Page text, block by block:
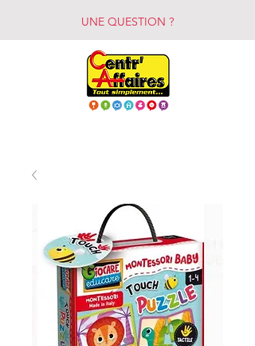
UNE QUESTION ?